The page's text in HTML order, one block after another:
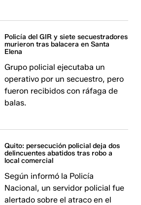
Policía del GIR y siete secuestradores
murieron tras balacera en Santa
Elena
Grupo policial ejecutaba un
operativo por un secuestro, pero
fueron recibidos con ráfaga de
balas.
Quito: persecución policial deja dos
delincuentes abatidos tras robo a
local comercial
Según informó la Policía
Nacional, un servidor policial fue
alertado sobre el atraco en el